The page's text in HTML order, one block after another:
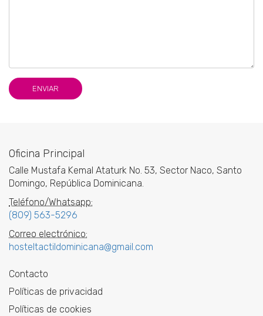
Oficina Principal
Calle Mustafa Kemal Ataturk No. 53, Sector Naco, Santo
Domingo, República Dominicana.
Teléfono/Whatsapp:
(809) 563-5296
Correo electrónico:
hosteltactildominicana@gmail.com
Contacto
Políticas de privacidad
Políticas de cookies